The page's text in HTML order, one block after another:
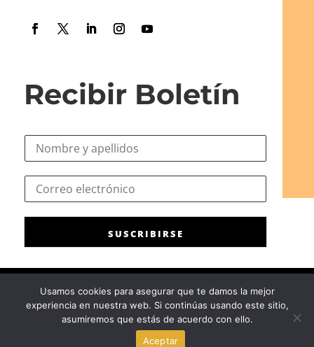
Recibir Boletín
N
r
C
r
r
o
N
m
C
o
e
c
SUSCRIBIRSE
Consejo General de la Psicología de España|Privacidad|Aviso
Legal| Política de cookies
Usamos cookies para asegurar que te damos la mejor
experiencia en nuestra web. Si continúas usando este sitio,
asumiremos que estás de acuerdo con ello.
Aceptar